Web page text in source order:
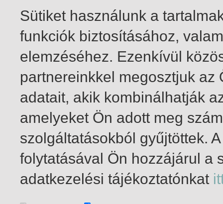
1-2 / insgesamt 2 Treffer
Sütiket használunk a
funkciók biztosításához,
elemzéséhez. Ezenkívül
partnereinkkel megosztjuk
adatait, akik kombinálhatják
amelyeket Ön adott meg
szolgáltatásokból gyűjtöttek.
folytatásával Ön hozzájárul a
adatkezelési tájékoztatónkat